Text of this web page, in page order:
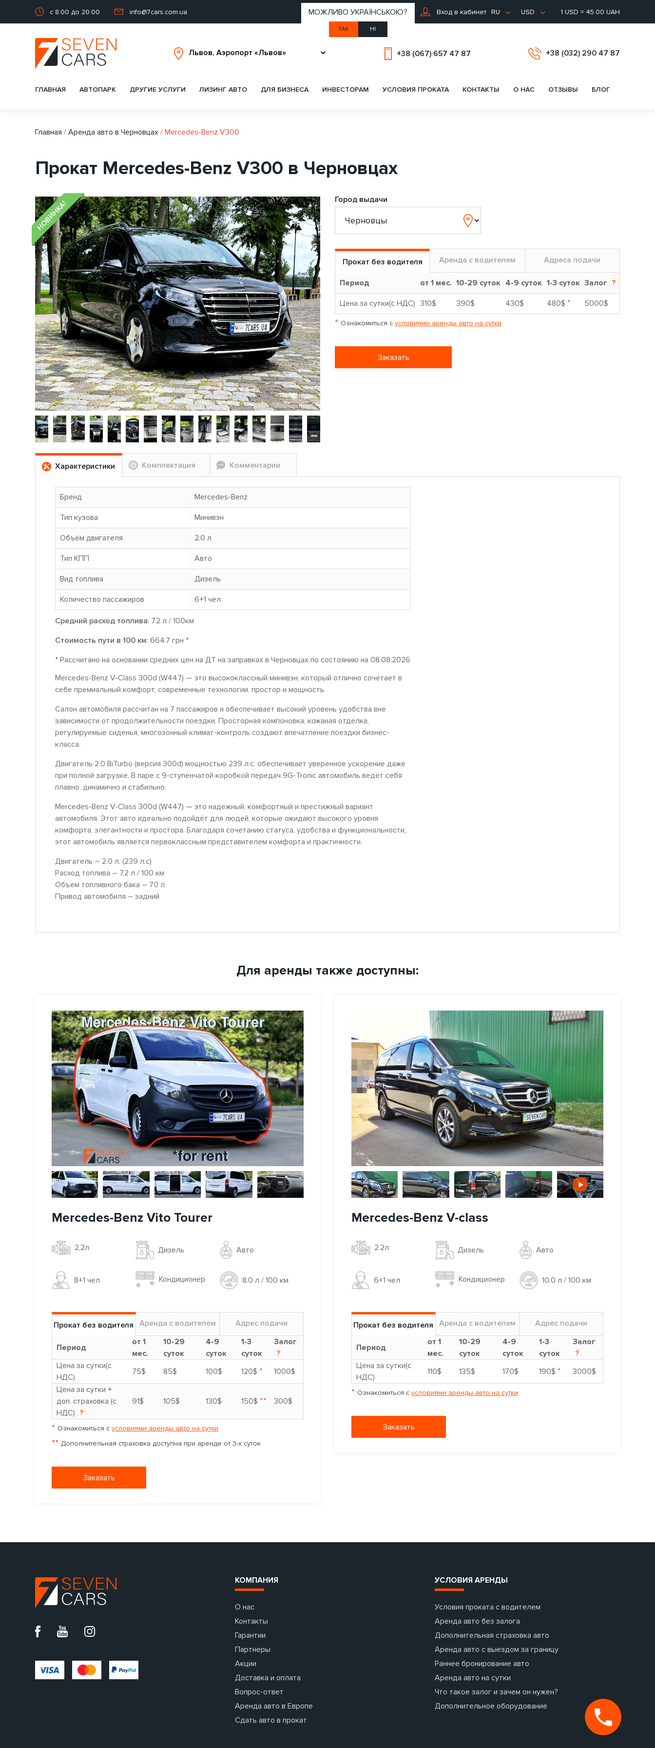
с 8:00 до 20:00 info@7cars.com.ua Вход в кабинет RU
МОЖЛИВО УКРАЇНСЬКОЮ?
ТАК НІ
USD 1 USD = 45.00 UAH
+38 (067) 657 47 87 +38 (032) 290 47 87
ГЛАВНАЯ АВТОПАРК ДРУГИЕ УСЛУГИ ЛИЗИНГ АВТО ДЛЯ БИЗНЕСА ИНВЕСТОРАМ УСЛОВИЯ ПРОКАТА КОНТАКТЫ О НАС ОТЗЫВЫ БЛОГ
Главная / Аренда авто в Черновцах / Mercedes-Benz V300
Прокат Mercedes-Benz V300 в Черновцах
НОВИНКА! Город выдачи
Прокат без водителя Аренда с водителем Адреса подачи
Период от 1 мес. 10-29 суток 4-9 суток 1-3 суток Залог ?
Цена за сутки(с НДС) 310$ 390$ 430$ 480$ * 5000$
* Ознакомиться с условиями аренды авто на сутки
Заказать
Характеристики Комплектация Комментарии
Бренд Mercedes-Benz
Тип кузова Минивэн
Объём двигателя 2.0 л
Тип КПП Авто
Вид топлива Дизель
Количество пассажиров 6+1 чел
Средний расход топлива: 7.2 л / 100км
Стоимость пути в 100 км: 664.7 грн *
* Рассчитано на основании средних цен на ДТ на заправках в Черновцах по состоянию на 08.08.2026
Mercedes-Benz V-Class 300d (W447) — это высококлассный минивэн, который отлично сочетает в
себе премиальный комфорт, современные технологии, простор и мощность.
Салон автомобиля рассчитан на 7 пассажиров и обеспечивает высокий уровень удобства вне
зависимости от продолжительности поездки. Просторная компоновка, кожаная отделка,
регулируемые сиденья, многозонный климат-контроль создают впечатление поездки бизнес-
класса.
Двигатель 2.0 BiTurbo (версия 300d) мощностью 239 л.с. обеспечивает уверенное ускорение даже
при полной загрузке. В паре с 9-ступенчатой коробкой передач 9G-Tronic автомобиль ведёт себя
плавно, динамично и стабильно.
Mercedes-Benz V-Class 300d (W447) — это надёжный, комфортный и престижный вариант
автомобиля. Этот авто идеально подойдёт для людей, которые ожидают высокого уровня
комфорта, элегантности и простора. Благодаря сочетанию статуса, удобства и функциональности,
этот автомобиль является первоклассным представителем комфорта и практичности.
Двигатель – 2.0 л. (239 л.с)
Расход топлива – 7,2 л / 100 км
Объем топливного бака – 70 л
Привод автомобиля – задний
Для аренды также доступны:
Mercedes-Benz Vito Tourer
2,2л Дизель Авто
8+1 чел Кондиционер 8.0 л / 100 км
Прокат без водителя Аренда с водителем Адрес подачи
Период
от 1
мес.
10-29
суток
4-9
суток
1-3
суток
Залог
?
Цена за сутки(с
НДС)
75$ 85$ 100$ 120$ *
1000$
Цена за сутки +
доп. страховка (с
НДС) ?
91$ 105$ 130$ 150$ ** 300$
* Ознакомиться с условиями аренды авто на сутки
** Дополнительная страховка доступна при аренде от 3-х суток
Заказать
Mercedes-Benz V-class
2.2л Дизель Авто
6+1 чел Кондиционер 10.0 л / 100 км
Прокат без водителя Аренда с водителем Адрес подачи
Период
от 1
мес.
10-29
суток
4-9
суток
1-3
суток
Залог
?
Цена за сутки(с
НДС)
110$ 135$ 170$ 190$ * 3000$
* Ознакомиться с условиями аренды авто на сутки
Заказать
КОМПАНИЯ
О нас
Контакты
Гарантии
Партнеры
Акции
Доставка и оплата
Вопрос-ответ
Аренда авто в Европе
Сдать авто в прокат
УСЛОВИЯ АРЕНДЫ
Условия проката с водителем
Аренда авто без залога
Дополнительная страховка авто
Аренда авто с выездом за границу
Раннее бронирование авто
Аренда авто на сутки
Что такое залог и зачем он нужен?
Дополнительное оборудование